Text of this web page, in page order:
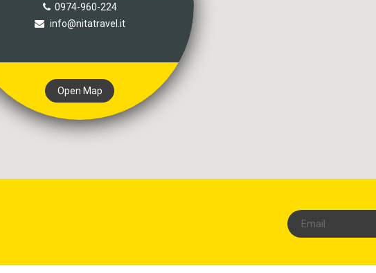
0974-960-224
info@nitatravel.it
Open Map